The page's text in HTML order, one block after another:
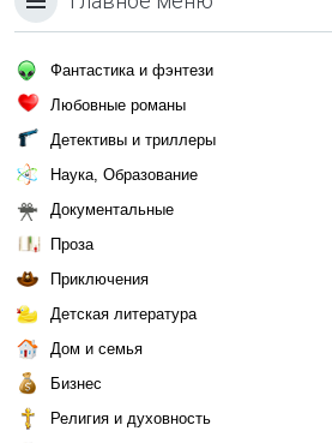
Фантастика и фэнтези
Любовные романы
Детективы и триллеры
Наука, Образование
Документальные
Проза
Приключения
Детская литература
Дом и семья
Бизнес
Религия и духовность